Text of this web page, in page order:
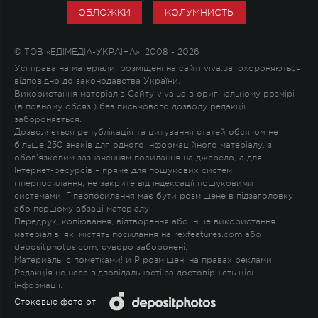
ОБЛОЖКИ КОЛУМНИСТЫ
© ТОВ «ЕДІМЕДІА-УКРАЇНА», 2008 - 2026
Усі права на матеріали, розміщені на сайті viva.ua, охороняються
відповідно до законодавства України.
Використання матеріалів Сайту viva.ua в оригінальному розмірі
(в повному обсязі) без письмового дозволу редакції
забороняється.
Дозволяється републікація та цитування статей обсягом не
більше 250 знаків для одного інформаційного матеріалу, з
обов'язковим зазначенням посилання на джерело, а для
Інтернет-ресурсів – пряме для пошукових систем
гіперпосилання, не закрите від індексації пошуковими
системами. Гіперпосилання має бути розміщене в підзаголовку
або першому абзаці матеріалу.
Передрук, копіювання, відтворення або інше використання
матеріалів, які містять посилання на rexfeatures.com або
depositphotos.com, суворо заборонені.
Материалы с пометками! и P розміщені на правах реклами.
Редакція не несе відповідальності за достовірність цієї
інформації.
Стоковые фото от: